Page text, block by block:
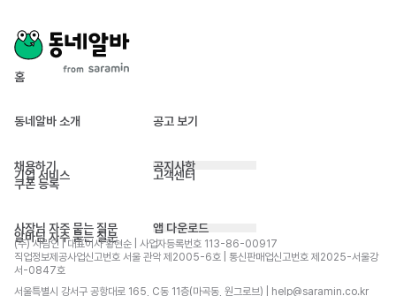
홈
동네알바 소개 공고 보기
채용하기
기업 서비스
쿠폰 등록
공지사항
고객센터
사장님 자주 묻는 질문
알바님 자주 묻는 질문
앱 다운로드
(주) 사람인 | 대표이사 황현순 | 사업자등록번호 113-86-00917
직업정보제공사업신고번호 서울 관악 제2005-6호 | 통신판매업신고번호 제2025-서울강
서-0847호
서울특별시 강서구 공항대로 165, C동 11층(마곡동, 원그로브) | help@saramin.co.kr